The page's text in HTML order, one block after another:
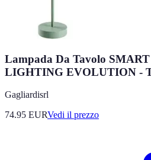
Lampada Da Tavolo
LIGHTING EVOLUTION -
Gagliardisrl
74.95 EURVedi il prezzo